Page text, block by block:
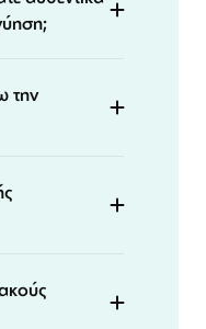
την